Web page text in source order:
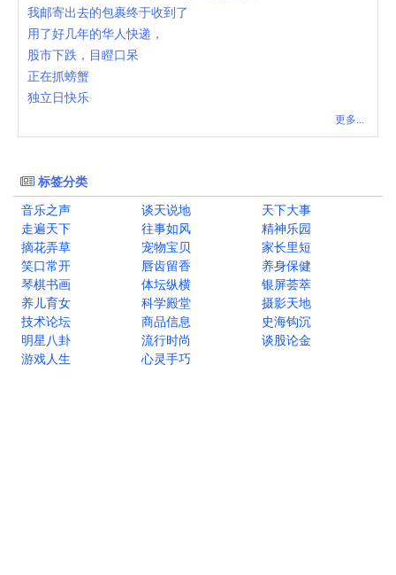
我邮寄出去的包裹终于收到了
用了好几年的华人快递，
股市下跌，目瞪口呆
正在抓螃蟹
独立日快乐
更多...
标签分类
音乐之声
谈天说地
天下大事
走遍天下
往事如风
精神乐园
摘花弄草
宠物宝贝
家长里短
笑口常开
唇齿留香
养身保健
琴棋书画
体坛纵横
银屏荟萃
养儿育女
科学殿堂
摄影天地
技术论坛
商品信息
史海钩沉
明星八卦
流行时尚
谈股论金
游戏人生
心灵手巧